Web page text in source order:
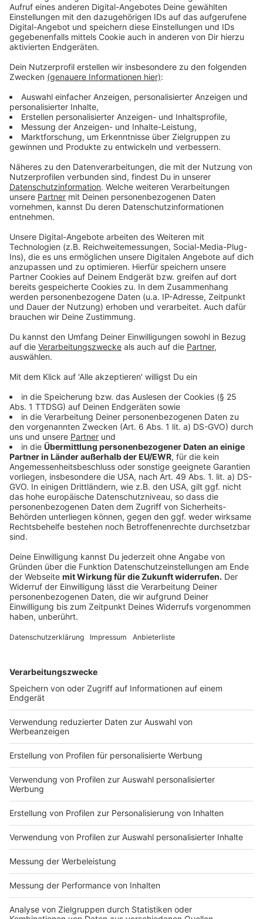
Wo finde ich Hilfe?
Anzeige
Bundesweite Hilfsangebote
Krisenchat:Ist ein bundesweites, ehrenamtliches
und kostenloses Hilfsangebot für Kinder und
Kindern und Jugendlichen professionelle Hilfe –
jeden Tag, 24 Stunden, per SMS oder WhatsApp.
Der Chatkanal wird von ehrenamtlichen
qualifizierten Krisenberaterinnen und -beratern
-->www.krisenchat.de
Cyberhelp:Informationen rund um Cybermobbing,
Unterrichtsmaterialien für Lehrerinnen und Lehrer
und Pädagoginnen und Pädagogen
-->www.cyberhelp.eu/de
Bündnis gegen Cybermobbing e.V . Anlaufstellen
und Tipps für Opfer und Betroffene von
Cybermobbing
-->https://www.buendnis-gegen-cybermobbing.de/
Juuuport:Selbsthilfe-Plattform der
Niedersächsischen Landesmedienanstalt.
Fachlich geschulte ehrenamtliche Scouts
und gegen Cybermobbing.
-->https://www.juuuport.de/beratung
Nummer gegen Kummer:
wählen 0800 / 1110333, Eltern und Pädagogen
-->www.nummergegenkummer.de
Anzeige
Hilfsangebote in Krefeld und dem Kreis
Viersen
Wir haben Euch hier die Hilfangebote für Krefeld und
den Kreis Viersen angehängt. Im Kreis Viersen haben
wir uns auf einen Auszug beschränkt, da jede Stadt
und Gemeinde noch mal ihre eigenen Hilfsangebote
hat.